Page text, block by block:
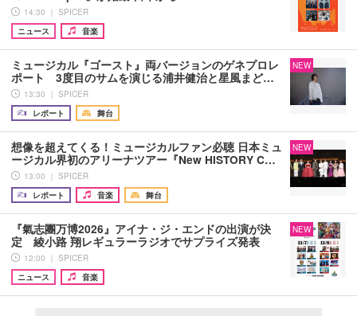
14:30 ｜ SPICER
ニュース
音楽
ミュージカル『ゴースト』両バージョンのゲネプロレ
ポート 3度目のサムを演じる浦井健治と星風まど…
13:30 ｜ SPICER
レポート
舞台
NEW
想像を超えてくる！ミュージカルファン必聴 日本ミュ
ージカル界初のアリーナツアー『New HISTORY C…
13:00 ｜ SPICER
レポート
音楽 舞台
NEW
『氣志團万博2026』アイナ・ジ・エンドの出演が決
定 綾小路 翔レギュラーラジオでサプライズ発表
12:00 ｜ SPICER
ニュース
音楽
NEW